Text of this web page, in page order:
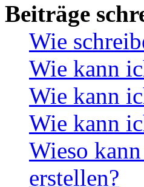
Beiträge
Wie
Wie kann
Wie kann
Wie kann
Wieso
erstellen?